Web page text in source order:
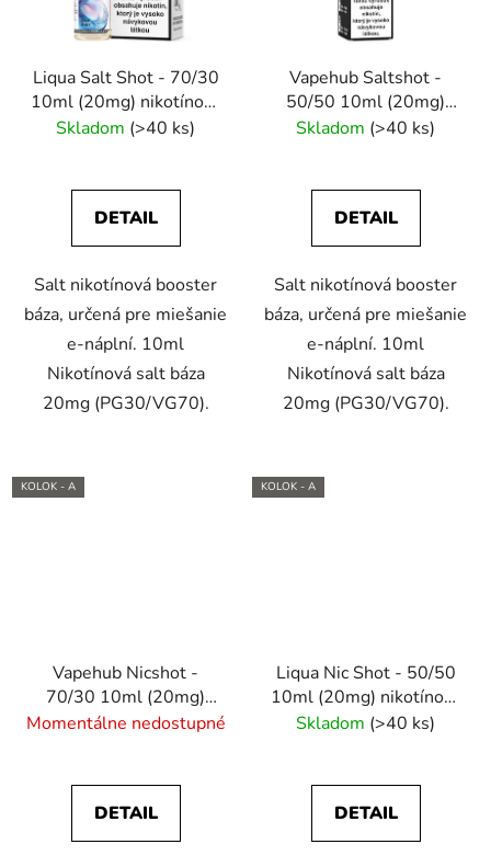
Liqua Salt Shot - 70/30
10ml (20mg) nikotínový
booster
Skladom (>40 ks)
DETAIL
Salt nikotínová booster
báza, určená pre miešanie
e-náplní. 10ml
Nikotínová salt báza
20mg (PG30/VG70).
Vapehub Saltshot -
50/50 10ml (20mg)
nikotínový booster
Skladom (>40 ks)
DETAIL
Salt nikotínová booster
báza, určená pre miešanie
e-náplní. 10ml
Nikotínová salt báza
20mg (PG30/VG70).
KOLOK - A
Vapehub Nicshot -
70/30 10ml (20mg)
nikotínový booster
Momentálne nedostupné
DETAIL
KOLOK - A
Liqua Nic Shot - 50/50
10ml (20mg) nikotínový
booster
Skladom (>40 ks)
DETAIL